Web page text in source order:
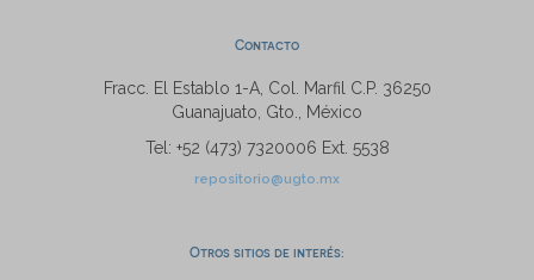
Contacto
Fracc. El Establo 1-A, Col. Marfil C.P. 36250
Guanajuato, Gto., México
Tel: +52 (473) 7320006 Ext. 5538
repositorio@ugto.mx
Otros sitios de interés: